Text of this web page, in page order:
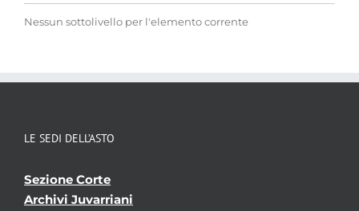
Nessun sottolivello per l'elemento corrente
LE SEDI DELL’ASTO
Sezione Corte
Archivi Juvarriani